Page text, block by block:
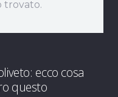
trovato.
ecco cosa
questo